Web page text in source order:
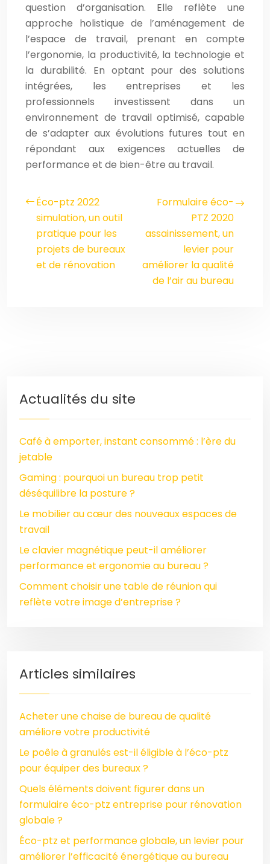
question d’organisation. Elle reflète une
approche holistique de l’aménagement de
l’espace de travail, prenant en compte
l’ergonomie, la productivité, la technologie et
la durabilité. En optant pour des solutions
intégrées, les entreprises et les
professionnels investissent dans un
environnement de travail optimisé, capable
de s’adapter aux évolutions futures tout en
répondant aux exigences actuelles de
performance et de bien-être au travail.
Éco-ptz 2022
simulation, un outil
pratique pour les
projets de bureaux
et de rénovation
Formulaire éco-
PTZ 2020
assainissement, un
levier pour
améliorer la qualité
de l’air au bureau
Actualités du site
Café à emporter, instant consommé : l’ère du
jetable
Gaming : pourquoi un bureau trop petit
déséquilibre la posture ?
Le mobilier au cœur des nouveaux espaces de
travail
Le clavier magnétique peut-il améliorer
performance et ergonomie au bureau ?
Comment choisir une table de réunion qui
reflète votre image d’entreprise ?
Articles similaires
Acheter une chaise de bureau de qualité
améliore votre productivité
Le poêle à granulés est-il éligible à l’éco-ptz
pour équiper des bureaux ?
Quels éléments doivent figurer dans un
formulaire éco-ptz entreprise pour rénovation
globale ?
Éco-ptz et performance globale, un levier pour
améliorer l’efficacité énergétique au bureau